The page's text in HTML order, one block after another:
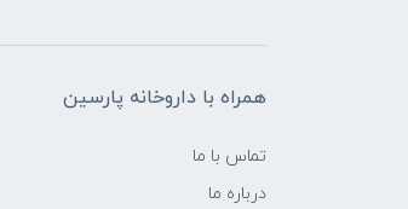
همراه با داروخانه پارسین
تماس با ما
درباره ما